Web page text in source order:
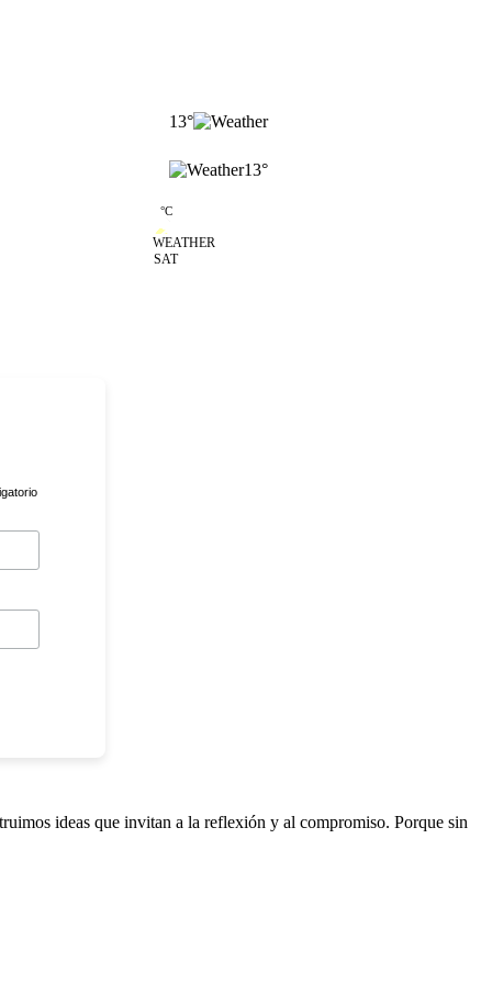
13°
13°
°C
SAT
ideas que invitan a la reflexión y al compromiso. Porque sin